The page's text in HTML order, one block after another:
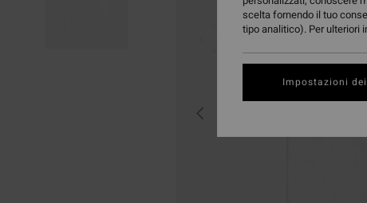
scelta fornendo il tuo
tipo analitico). Per ulteriori
Impostazioni